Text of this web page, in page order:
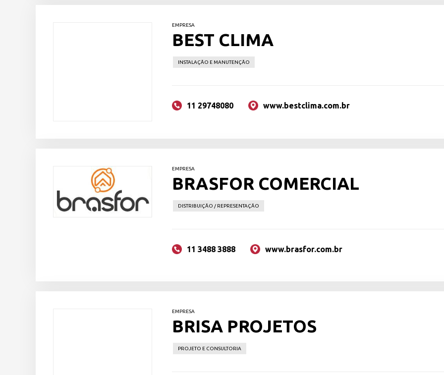
EMPRESA
BEST CLIMA
INSTALAÇÃO E MANUTENÇÃO
11 29748080 www.bestclima.com.br
EMPRESA
BRASFOR COMERCIAL
DISTRIBUIÇÃO / REPRESENTAÇÃO
11 3488 3888 www.brasfor.com.br
EMPRESA
BRISA PROJETOS
PROJETO E CONSULTORIA